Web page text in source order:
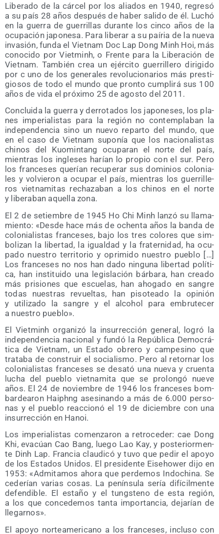
Libe­ra­do de la cár­cel por los alia­dos en 1940, regre­só
a su país 28 años des­pués de haber sali­do de él. Luchó
en la gue­rra de gue­rri­llas duran­te los cin­co años de la
ocu­pa­ción japo­ne­sa. Para libe­rar a su paí­ria de la nue­va
inva­sión, fun­da el Viet­nam Doc Lap Dong Minh Hoi, más
cono­ci­do por Viet­minh, o Fren­te para la Libe­ra­ción de
Viet­nam. Tam­bién crea un ejér­ci­to gue­rri­lle­ro diri­gi­do
por c uno de los gene­ra­les revo­lu­cio­na­rios más pres­ti­
gio­sos de todo el mun­do que pron­to cum­pli­rá sus 100
años de vida el pró­xi­mo 25 de agos­to del 2011.
Con­clui­da la gue­rra y derro­ta­dos los japo­ne­ses, los pla­
nes impe­ria­lis­tas para la región no con­tem­pla­ban la
inde­pen­den­cia sino un nue­vo repar­to del mun­do, que
en el caso de Viet­nam supo­nía que los nacio­na­lis­tas
chi­nos del Kuo­min­tang ocu­pa­ran el nor­te del país,
mien­tras los ingle­ses harían lo pro­pio con el sur. Pero
los fran­ce­ses que­rían recu­pe­rar sus domi­nios colo­nia­
les y vol­vie­ron a ocu­par el país, mien­tras los gue­rri­lle­
ros viet­na­mi­tas recha­za­ban a los chi­nos en el nor­te
y libe­ra­ban aque­lla zona.
El 2 de setiem­bre de 1945 Ho Chi Minh lan­zó su lla­ma­
mien­to: «Des­de hace más de ochen­ta años la ban­da de
colo­nia­lis­tas fran­ce­ses, bajo los tres colo­res que sim­
bo­li­zan la liber­tad, la igual­dad y la fra­ter­ni­dad, ha ocu­
pa­do nues­tro terri­to­rio y opri­mi­do nues­tro pue­blo […]
Los fran­ce­ses no nos han dado nin­gu­na liber­tad polí­ti­
ca, han ins­ti­tui­do una legis­la­ción bár­ba­ra, han crea­do
más pri­sio­nes que escue­las, han aho­ga­do en san­gre
todas nues­tras revuel­tas, han piso­tea­do la opi­nión
y uti­li­za­do la san­gre y el alcohol para embru­te­cer
a nues­tro pueblo».
El Viet­minh orga­ni­zó la insu­rrec­ción gene­ral, logró la
inde­pen­den­cia nacio­nal y fun­dó la Repú­bli­ca Demo­crá­
ti­ca de Viet­nam, un Esta­do obre­ro y cam­pe­sino que
tra­ta­ba de cons­truir el socia­lis­mo. Pero al retor­nar los
colo­nia­lis­tas fran­ce­ses se des­ató una nue­va y cruen­ta
lucha del pue­blo viet­na­mi­ta que se pro­lon­gó nue­ve
años. El 24 de noviem­bre de 1946 los fran­ce­ses bom­
bar­dea­ron Haiphng ase­si­nan­do a más de 6.000 per­so­
nas y el pue­blo reac­cio­nó el 19 de diciem­bre con una
insu­rrec­ción en Hanoi.
Los impe­ria­lis­tas comen­za­ron a retro­ce­der: cae Dong
Khi, eva­cúan Cao Bang, lue­go Lao Kay, y pos­te­rior­men­
te Dinh Lap. Fran­cia clau­di­có y tuvo que pedir el apo­yo
de los Esta­dos Uni­dos. El pre­si­den­te Eiseho­wer dijo en
1953: «Admi­ta­mos aho­ra que per­de­mos Indo­chi­na. Se
cede­rían varias cosas. La penín­su­la sería difí­cil­men­te
defen­di­ble. El esta­ño y el tungs­teno de esta región,
a los que con­ce­de­mos tan­ta impor­tan­cia, deja­rían de
llegarnos».
El apo­yo nor­te­ame­ri­cano a los fran­ce­ses, inclu­so con